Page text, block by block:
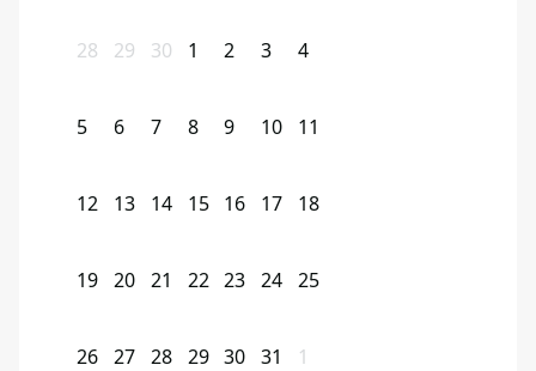
28 29 30 1 2 3 4
5 6 7 8 9 10 11
12 13 14 15 16 17 18
19 20 21 22 23 24 25
26 27 28 29 30 31 1